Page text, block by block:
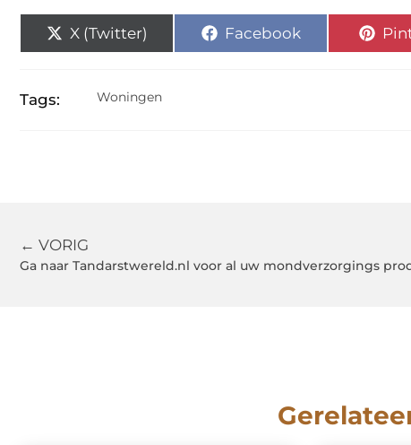
X (Twitter) Facebook
Tags: Woningen
← VORIG
Ga naar Tandarstwereld.nl voor al uw mondverzorgings